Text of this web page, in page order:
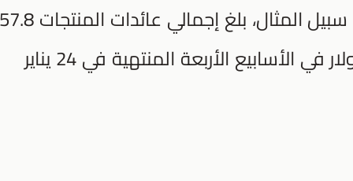
والإنفلونزا، في 12 يوليو 2009م على سبيل المثال، بلغ إجمالي
مليون دولار، مقارنةً بـ 92.4 مليون دولار في الأسابيع الأربعة المنتهية في 24 يناير